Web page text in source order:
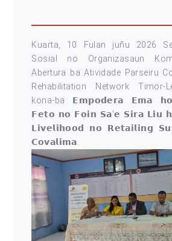
Kuarta, 10 Fulan juñu 2026
Sosial no Organizasaun
Abertura ba Atividade Parseiru
Rehabilitation Network Timor-
kona-ba 𝗘𝗺𝗽𝗼𝗱𝗲𝗿𝗮 𝗘𝗺𝗮 𝗵𝗼
𝗙𝗲𝘁𝗼 𝗻𝗼 𝗙𝗼𝗶𝗻 𝗦𝗮’𝗲 𝗦𝗶𝗿𝗮 𝗟𝗶𝘂
𝗟𝗶𝘃𝗲𝗹𝗶𝗵𝗼𝗼𝗱 𝗻𝗼 𝗥𝗲𝘁𝗮𝗶𝗹𝗶𝗻𝗴
𝗖𝗼𝘃𝗮𝗹𝗶𝗺𝗮.